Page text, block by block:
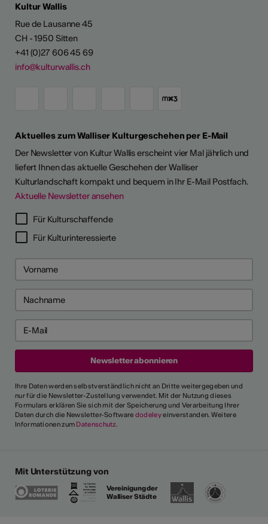
Kultur Wallis
Rue de Lausanne 45
CH - 1950 Sitten
+41 (0)27 606 45 69
info@kulturwallis.ch
Aktuelles zum Walliser Kulturgeschehen per E-Mail
Der Newsletter von Kultur Wallis erscheint vier Mal jährlich und
liefert Ihnen das aktuelle Geschehen der Walliser
Kulturlandschaft kompakt und bequem in Ihr E-Mail Postfach.
Aktuelle Newsletter ansehen
Für Kulturschaffende
Für Kulturinteressierte
Ihre Daten werden selbstverständlich nicht an Dritte weitergegeben und
nur für die Newsletter-Zustellung verwendet. Mit der Nutzung dieses
Formulars erklären Sie sich mit der Speicherung und Verarbeitung Ihrer
Daten durch die Newsletter-Software dodeleyeinverstanden. Weitere
Informationen zum Datenschutz.
Mit Unterstützung von
Vereinigung der
Walliser Städte